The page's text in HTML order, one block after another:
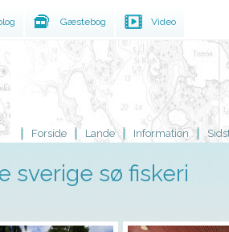
Forside Lande Information
sverige sø fiskeri
Gæstebog Video